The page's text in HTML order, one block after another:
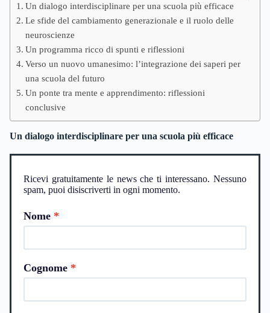
Un dialogo interdisciplinare per una scuola più efficace
Le sfide del cambiamento generazionale e il ruolo delle
neuroscienze
Un programma ricco di spunti e riflessioni
Verso un nuovo umanesimo: l’integrazione dei saperi per
una scuola del futuro
Un ponte tra mente e apprendimento: riflessioni
conclusive
Un dialogo interdisciplinare per una scuola più efficace
Ricevi gratuitamente le news che ti interessano. Nessuno
spam, puoi disiscriverti in ogni momento.
Nome
Cognome